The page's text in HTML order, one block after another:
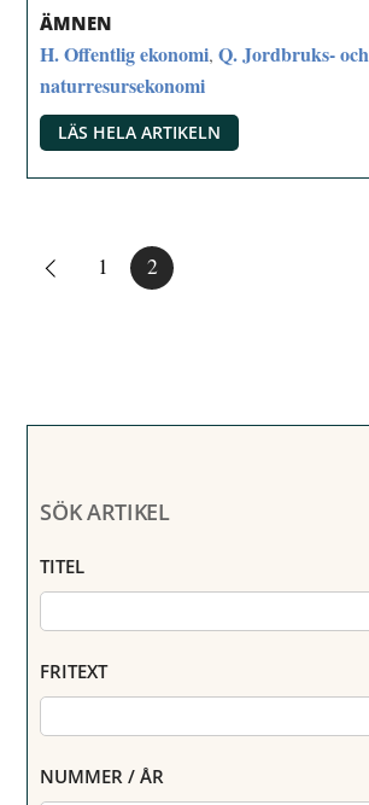
ÄMNEN
H. Offentlig ekonomi,Q. Jordbruks- och
naturresursekonomi
LÄS HELA ARTIKELN
1 2
SÖK ARTIKEL
TITEL
FRITEXT
NUMMER / ÅR